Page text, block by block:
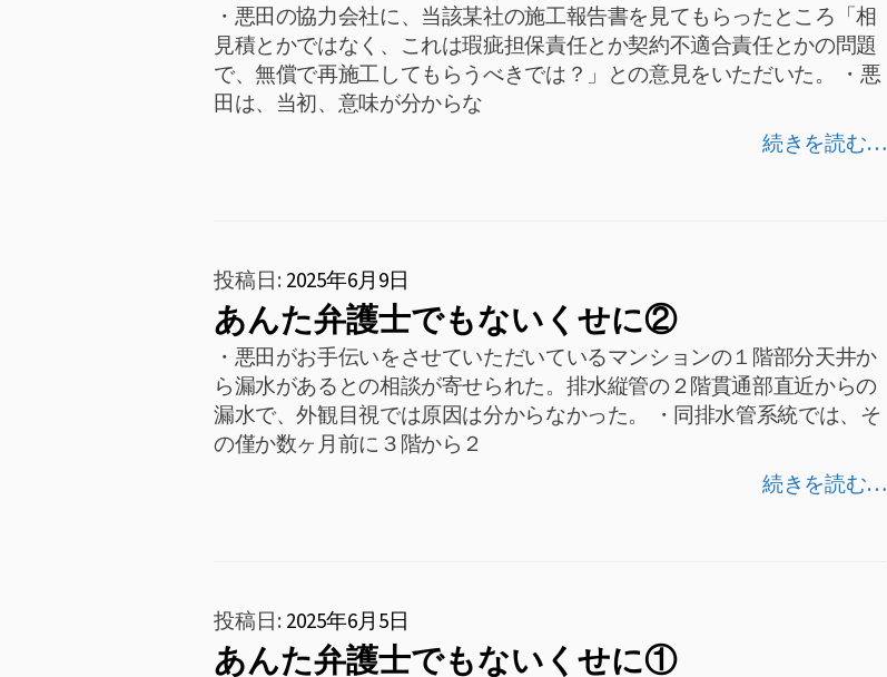
・悪田の協力会社に、当該某社の施工報告書を見てもらったところ「相
見積とかではなく、これは瑕疵担保責任とか契約不適合責任とかの問題
で、無償で再施工してもらうべきでは？」との意見をいただいた。 ・悪
田は、当初、意味が分からな
続きを読む…
投稿日: 2025年6月9日
あんた弁護士でもないくせに②
・悪田がお手伝いをさせていただいているマンションの１階部分天井か
ら漏水があるとの相談が寄せられた。排水縦管の２階貫通部直近からの
漏水で、外観目視では原因は分からなかった。 ・同排水管系統では、そ
の僅か数ヶ月前に３階から２
続きを読む…
投稿日: 2025年6月5日
あんた弁護士でもないくせに①